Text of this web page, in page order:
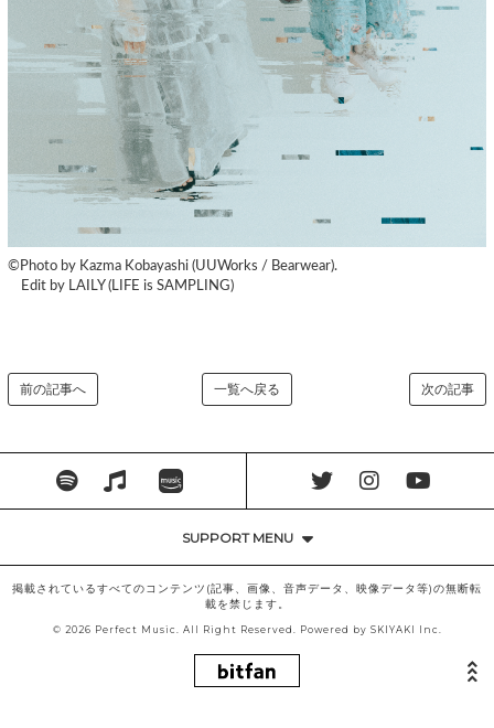
©️Photo by Kazma Kobayashi (UUWorks / Bearwear).
Edit by LAILY (LIFE is SAMPLING)
次の記事
一覧へ戻る
前の記事へ
SUPPORT MENU
掲載されているすべてのコンテンツ(記事、画像、音声データ、映像データ等)の無断転
載を禁じます。
© 2026 Perfect Music. All Right Reserved. Powered by SKIYAKI Inc.